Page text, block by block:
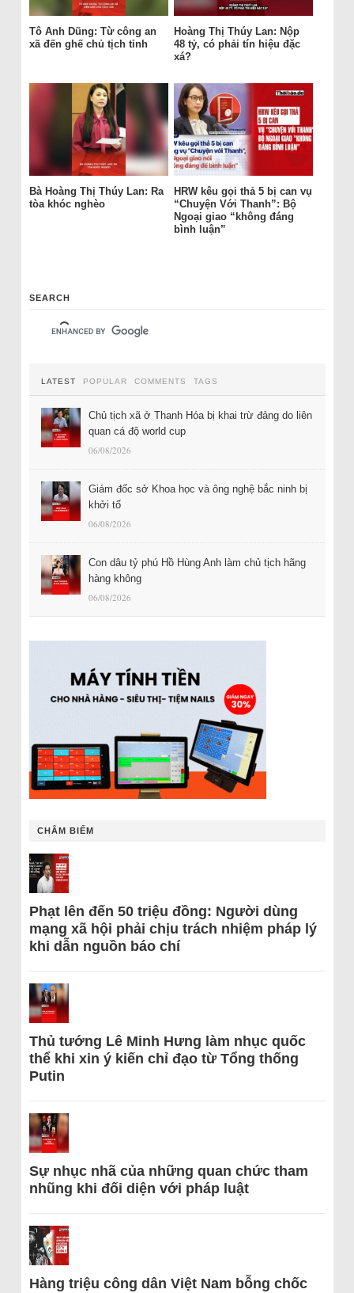
Tô Anh Dũng: Từ công an
xã đến ghế chủ tịch tỉnh
Hoàng Thị Thúy Lan: Nộp
48 tỷ, có phải tín hiệu đặc
xá?
Bà Hoàng Thị Thúy Lan: Ra
tòa khóc nghèo
HRW kêu gọi thả 5 bị can vụ
“Chuyện Với Thanh”: Bộ
Ngoại giao “không đáng
bình luận”
SEARCH
LATEST POPULAR COMMENTS TAGS
Chủ tịch xã ở Thanh Hóa bị khai trừ đảng do liên
quan cá độ world cup
06/08/2026
Giám đốc sở Khoa học và ông nghệ bắc ninh bị
khởi tố
06/08/2026
Con dâu tỷ phú Hồ Hùng Anh làm chủ tịch hãng
hàng không
06/08/2026
CHÂM BIẾM
Phạt lên đến 50 triệu đồng: Người dùng
mạng xã hội phải chịu trách nhiệm pháp lý
khi dẫn nguồn báo chí
Thủ tướng Lê Minh Hưng làm nhục quốc
thể khi xin ý kiến chỉ đạo từ Tổng thống
Putin
Sự nhục nhã của những quan chức tham
nhũng khi đối diện với pháp luật
Hàng triệu công dân Việt Nam bỗng chốc